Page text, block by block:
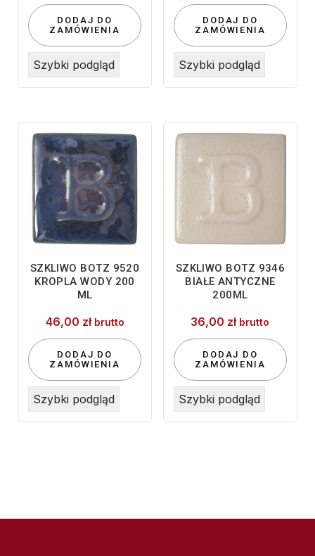
DODAJ DO
ZAMÓWIENIA
Szybki podgląd
DODAJ DO
ZAMÓWIENIA
Szybki podgląd
SZKLIWO BOTZ 9520
KROPLA WODY 200
ML
46,00 zł brutto
DODAJ DO
ZAMÓWIENIA
Szybki podgląd
SZKLIWO BOTZ 9346
BIAŁE ANTYCZNE
200ML
36,00 zł brutto
DODAJ DO
ZAMÓWIENIA
Szybki podgląd